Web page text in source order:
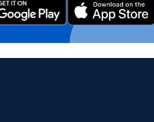
request an eSIM activation. They will
details that you can scan or enter
you can enjoy the benefits of eSIM